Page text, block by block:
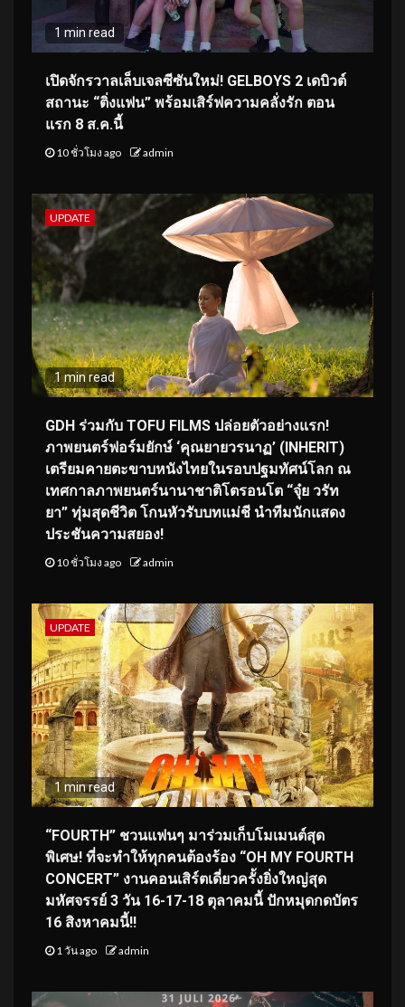
1 min read
เปิดจักรวาลเล็บเจลซีซันใหม่! GELBOYS 2 เดบิวต์
สถานะ “ติ่งแฟน” พร้อมเสิร์ฟความคลั่งรัก ตอน
แรก 8 ส.ค.นี้
10 ชั่วโมง ago admin
UPDATE
1 min read
GDH ร่วมกับ TOFU FILMS ปล่อยตัวอย่างแรก!
ภาพยนตร์ฟอร์มยักษ์ ‘คุณยายวรนาฏ’ (INHERIT)
เตรียมคายตะขาบหนังไทยในรอบปฐมทัศน์โลก ณ
เทศกาลภาพยนตร์นานาชาติโตรอนโต “จุ๋ย วรัท
ยา” ทุ่มสุดชีวิต โกนหัวรับบทแม่ชี นำทีมนักแสดง
ประชันความสยอง!
10 ชั่วโมง ago admin
UPDATE
1 min read
“FOURTH” ชวนแฟนๆ มาร่วมเก็บโมเมนต์สุด
พิเศษ! ที่จะทำให้ทุกคนต้องร้อง “OH MY FOURTH
CONCERT” งานคอนเสิร์ตเดี่ยวครั้งยิ่งใหญ่สุด
มหัศจรรย์ 3 วัน 16-17-18 ตุลาคมนี้ ปักหมุดกดบัตร
16 สิงหาคมนี้!!
1 วัน ago admin